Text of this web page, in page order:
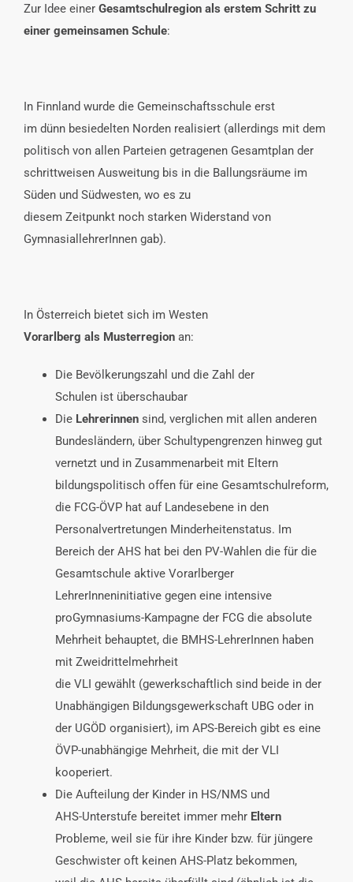
Zur Idee einer Gesamtschulregion als erstem Schritt zu
einer gemeinsamen Schule:
In Finnland wurde die Gemeinschaftsschule erst
im dünn besiedelten Norden realisiert (allerdings mit dem
politisch von allen Parteien getragenen Gesamtplan der
schrittweisen Ausweitung bis in die Ballungsräume im
Süden und Südwesten, wo es zu
diesem Zeitpunkt noch starken Widerstand von
GymnasiallehrerInnen gab).
In Österreich bietet sich im Westen
Vorarlberg als Musterregion an:
Die Bevölkerungszahl und die Zahl der
Schulen ist überschaubar
Die Lehrerinnen sind, verglichen mit allen anderen
Bundesländern, über Schultypengrenzen hinweg gut
vernetzt und in Zusammenarbeit mit Eltern
bildungspolitisch offen für eine Gesamtschulreform,
die FCG-ÖVP hat auf Landesebene in den
Personalvertretungen Minderheitenstatus. Im
Bereich der AHS hat bei den PV-Wahlen die für die
Gesamtschule aktive Vorarlberger
LehrerInneninitiative gegen eine intensive
proGymnasiums-Kampagne der FCG die absolute
Mehrheit behauptet, die BMHS-LehrerInnen haben
mit Zweidrittelmehrheit
die VLI gewählt (gewerkschaftlich sind beide in der
Unabhängigen Bildungsgewerkschaft UBG oder in
der UGÖD organisiert), im APS-Bereich gibt es eine
ÖVP-unabhängige Mehrheit, die mit der VLI
kooperiert.
Die Aufteilung der Kinder in HS/NMS und
AHS-Unterstufe bereitet immer mehr Eltern
Probleme, weil sie für ihre Kinder bzw. für jüngere
Geschwister oft keinen AHS-Platz bekommen,